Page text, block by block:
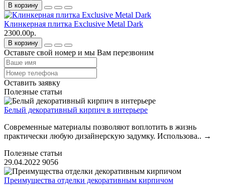
В корзину
Клинкерная плитка Exclusive Metal Dark
2300.00р.
В корзину
Оставьте свой номер и мы Вам перезвоним
Оставить заявку
Полезные статьи
Белый декоративный кирпич в интерьере
Современные материалы позволяют воплотить в жизнь
практически любую дизайнерскую задумку. Использова.. →
Полезные статьи
29.04.2022 9056
Преимущества отделки декоративным кирпичом